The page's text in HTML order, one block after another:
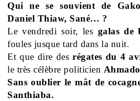
Qui ne se souvient de
Daniel Thiaw, Sané… ?
Le vendredi soir, les galas de
foules jusque tard dans la nuit.
Et que dire desrégates du 4
le très célèbre politicien
Sans oublier le mât de
Santhiaba.